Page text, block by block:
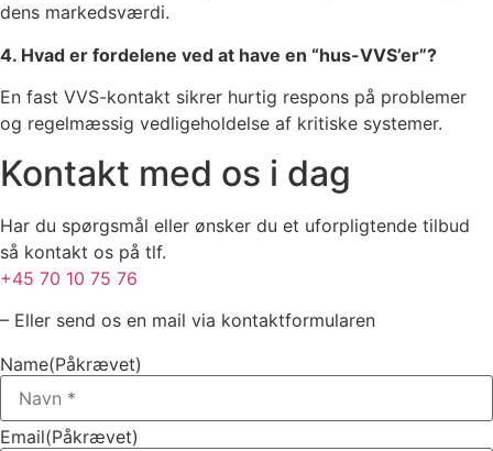
dens markedsværdi.
4. Hvad er fordelene ved at have en “hus-VVS’er”?
En fast VVS-kontakt sikrer hurtig respons på problemer
og regelmæssig vedligeholdelse af kritiske systemer.
Kontakt med os i dag
Har du spørgsmål eller ønsker du et uforpligtende tilbud
så kontakt os på tlf.
+45 70 10 75 76
– Eller send os en mail via kontaktformularen
Name(Påkrævet)
Email(Påkrævet)